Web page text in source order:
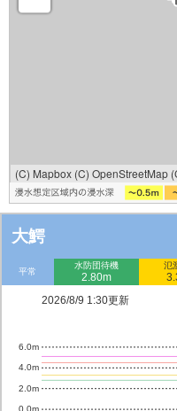
(C) Mapbox (C) OpenStreetMap
大鰐
平常
水防団待機
2.80m
氾
2026/8/9 1:30更新
0.0m
2.0m
4.0m
6.0m